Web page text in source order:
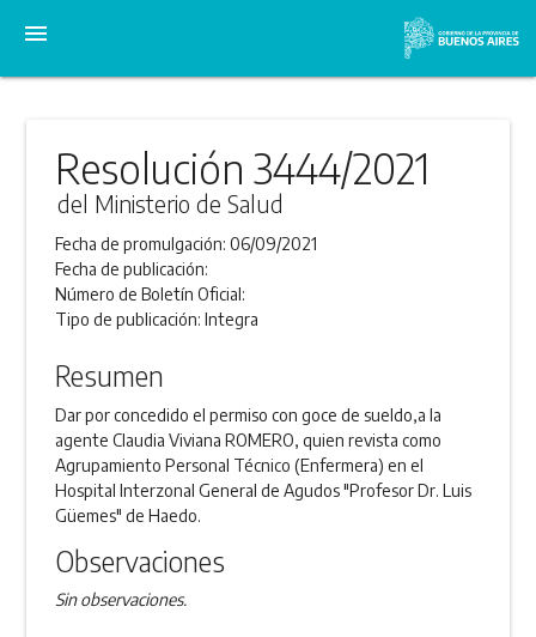
menu
Resolución 3444/2021
del Ministerio de Salud
Fecha de promulgación:06/09/2021
Fecha de publicación:
Número de Boletín Oficial:
Tipo de publicación:Integra
Resumen
Dar por concedido el permiso con goce de sueldo,a la
agente Claudia Viviana ROMERO, quien revista como
Agrupamiento Personal Técnico (Enfermera) en el
Hospital Interzonal General de Agudos "Profesor Dr. Luis
Güemes" de Haedo.
Observaciones
Sin observaciones.